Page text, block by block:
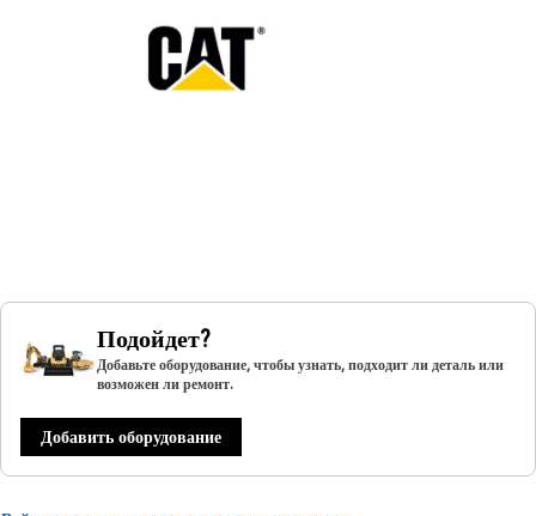
Подойдет?
Добавьте оборудование, чтобы узнать, подходит ли деталь или
возможен ли ремонт.
Добавить оборудование